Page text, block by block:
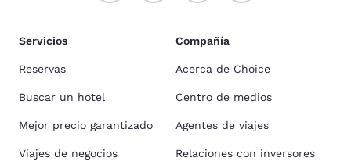
Servicios
Reservas
Buscar un hotel
Mejor precio garantizado
Viajes de negocios
Compañía
Acerca de Choice
Centro de medios
Agentes de viajes
Relaciones con inversores